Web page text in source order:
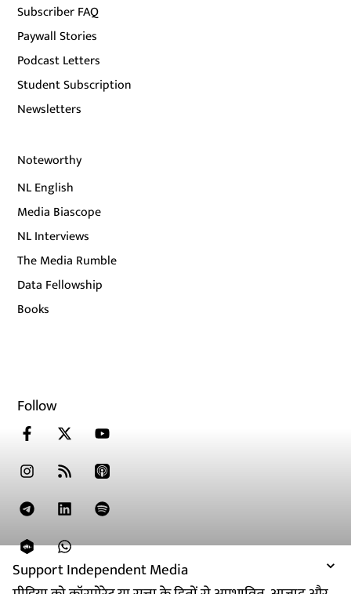
Support Independent Media
Subscriber FAQ
Paywall Stories
Podcast Letters
Student Subscription
Newsletters
Noteworthy
NL English
Media Biascope
NL Interviews
The Media Rumble
Data Fellowship
Books
Follow